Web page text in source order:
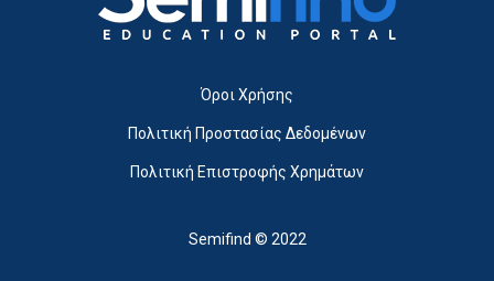
Όροι Χρήσης
Πολιτική Προστασίας Δεδομένων
Πολιτική Επιστροφής Χρημάτων
Semifind © 2022